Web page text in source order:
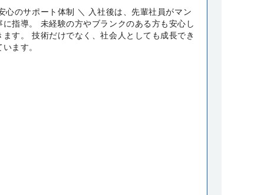
心のサポート体制 ＼ 入社後は、先輩社員がマン
に指導。 未経験の方やブランクのある方も安心し
ます。 技術だけでなく、社会人としても成長でき
ます。